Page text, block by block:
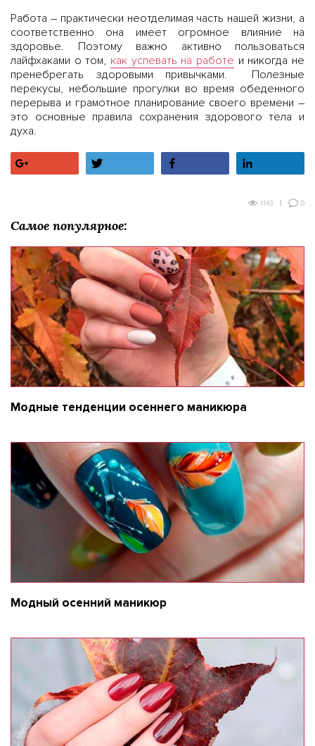
Работа – практически неотделимая часть нашей жизни, а
соответственно она имеет огромное влияние на
здоровье. Поэтому важно активно пользоваться
лайфхаками о том, как успевать на работе и никогда не
пренебрегать здоровыми привычками. Полезные
перекусы, небольшие прогулки во время обеденного
перерыва и грамотное планирование своего времени –
это основные правила сохранения здорового тела и
духа.
1143 0
Самое популярное:
Модные тенденции осеннего маникюра
Модный осенний маникюр